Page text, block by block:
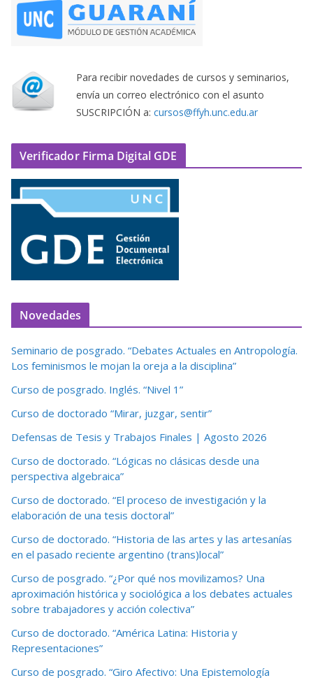
Para recibir novedades de cursos y seminarios,
envía un correo electrónico con el asunto
SUSCRIPCIÓN a: cursos@ffyh.unc.edu.ar
Verificador Firma Digital GDE
Novedades
Seminario de posgrado. “Debates Actuales en Antropología.
Los feminismos le mojan la oreja a la disciplina”
Curso de posgrado. Inglés. “Nivel 1”
Curso de doctorado “Mirar, juzgar, sentir”
Defensas de Tesis y Trabajos Finales | Agosto 2026
Curso de doctorado. “Lógicas no clásicas desde una
perspectiva algebraica”
Curso de doctorado. “El proceso de investigación y la
elaboración de una tesis doctoral”
Curso de doctorado. “Historia de las artes y las artesanías
en el pasado reciente argentino (trans)local”
Curso de posgrado. “¿Por qué nos movilizamos? Una
aproximación histórica y sociológica a los debates actuales
sobre trabajadores y acción colectiva”
Curso de doctorado. “América Latina: Historia y
Representaciones”
Curso de posgrado. “Giro Afectivo: Una Epistemología